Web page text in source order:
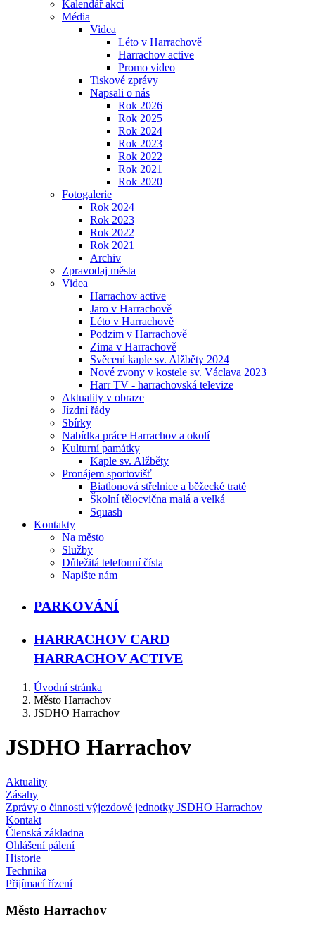
Kalendář akcí
Média
Videa
Léto v Harrachově
Harrachov active
Promo video
Tiskové zprávy
Napsali o nás
Rok 2026
Rok 2025
Rok 2024
Rok 2023
Rok 2022
Rok 2021
Rok 2020
Fotogalerie
Rok 2024
Rok 2023
Rok 2022
Rok 2021
Archiv
Zpravodaj města
Videa
Harrachov active
Jaro v Harrachově
Léto v Harrachově
Podzim v Harrachově
Zima v Harrachově
Svěcení kaple sv. Alžběty 2024
Nové zvony v kostele sv. Václava 2023
Harr TV - harrachovská televize
Aktuality v obraze
Jízdní řády
Sbírky
Nabídka práce Harrachov a okolí
Kulturní památky
Kaple sv. Alžběty
Pronájem sportovišť
Biatlonová střelnice a běžecké tratě
Školní tělocvična malá a velká
Squash
Kontakty
Na město
Služby
Důležitá telefonní čísla
Napište nám
PARKOVÁNÍ
HARRACHOV CARD
HARRACHOV ACTIVE
Úvodní stránka
Město Harrachov
JSDHO Harrachov
JSDHO Harrachov
Aktuality
Zásahy
Zprávy o činnosti výjezdové jednotky JSDHO Harrachov
Kontakt
Členská základna
Ohlášení pálení
Historie
Technika
Přijímací řízení
Město Harrachov